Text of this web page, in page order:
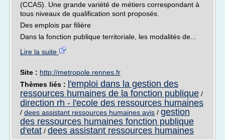
(CCAS). Une grande variété de métiers correspondant à
tous niveaux de qualification sont proposés.
Des emplois par filière
Dans la fonction publique territoriale, les modalités de...
Lire la suite
Site : http://metropole.rennes.fr
Thèmes liés :
l'emploi dans la gestion des
ressources humaines de la fonction publique /
direction rh - l'ecole des ressources humaines
/ dees assistant ressources humaines avis / gestion
des ressources humaines fonction publique
d'etat / dees assistant ressources humaines